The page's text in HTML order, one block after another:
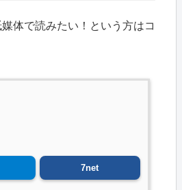
体で読みたい！という方はコ
7net